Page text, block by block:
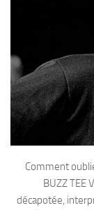
Comment
BUZZ TEE
décapotée,